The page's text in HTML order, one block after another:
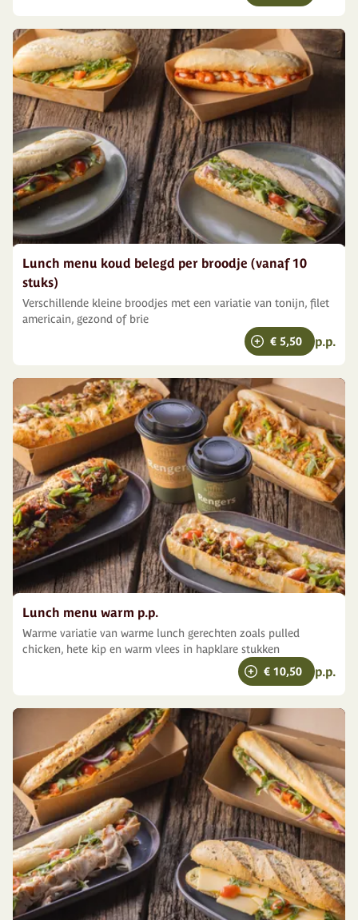
Lunch menu koud belegd per broodje (vanaf 10
stuks)
Verschillende kleine broodjes met een variatie van tonijn, filet
americain, gezond of brie
€ 5,50
p.p.
Lunch menu warm p.p.
Warme variatie van warme lunch gerechten zoals pulled
chicken, hete kip en warm vlees in hapklare stukken
€ 10,50
p.p.